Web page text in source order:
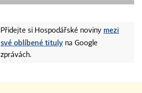
Přidejte si Hospodářské noviny mezi
své oblíbené tituly na Google
zprávách.